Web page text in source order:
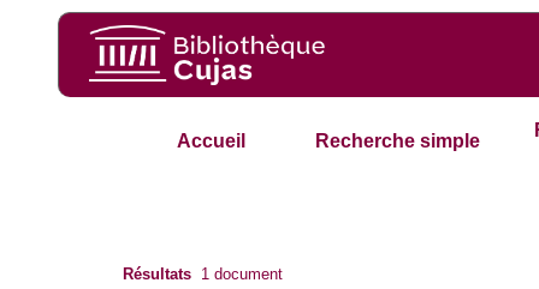
Accueil Recherche simple
Résultats 1 document